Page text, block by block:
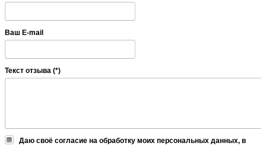
Ваш E-mail
Текст отзыва (*)
Даю своё согласие на обработку моих персональных данных, в